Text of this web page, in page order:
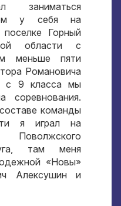
заниматься
у себя на
Горный
области с
меньше пяти
Романовича
с 9 класса мы
соревнования.
команды
я играл на
там меня
«Новы»
Алексушин и